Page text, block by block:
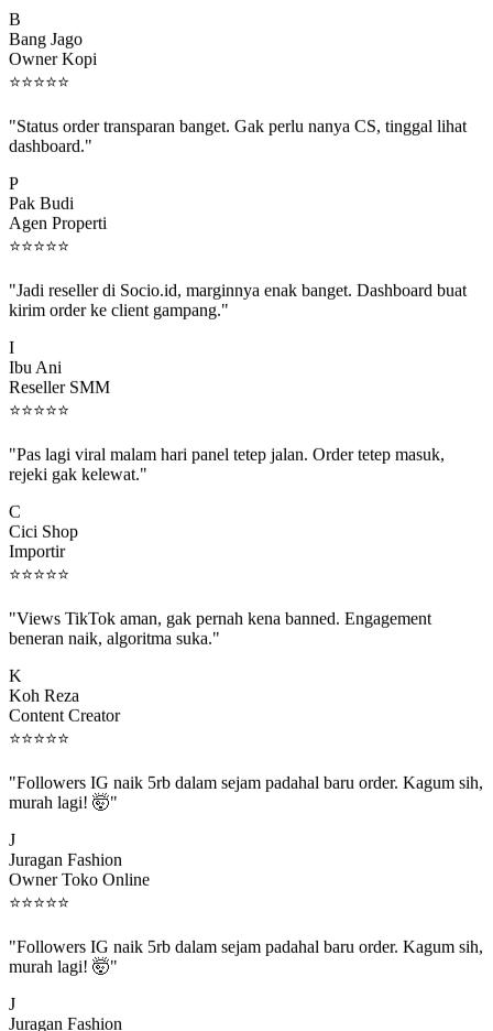
Bang Jago
Owner Kopi
⭐⭐⭐⭐⭐
dashboard."
Pak Budi
Agen Properti
⭐⭐⭐⭐⭐
kirim order ke client gampang."
Ibu Ani
Reseller SMM
⭐⭐⭐⭐⭐
rejeki gak kelewat."
Cici Shop
Importir
⭐⭐⭐⭐⭐
beneran naik, algoritma suka."
Koh Reza
Content Creator
⭐⭐⭐⭐⭐
murah lagi! 🤯"
Juragan Fashion
Owner Toko Online
⭐⭐⭐⭐⭐
murah lagi! 🤯"
Juragan Fashion
Owner Toko Online